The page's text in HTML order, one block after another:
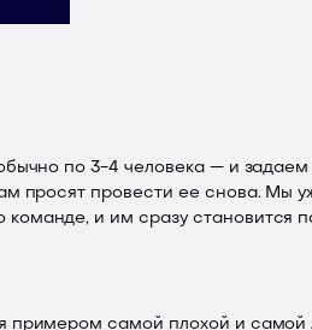
по 3-4 человека — и
просят провести ее снова. Мы
и им сразу становится
самой плохой и